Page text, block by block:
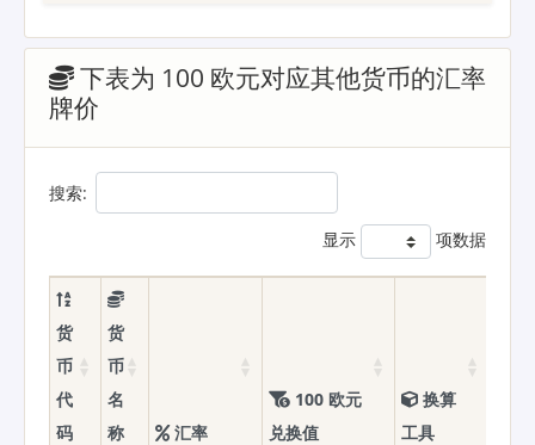
下表为 100 欧元对应其他货币的汇率
牌价
搜索:
显示 项数据
货
币
代
码
货
币
名
称
汇率
100 欧元
兑换值
换算
工具